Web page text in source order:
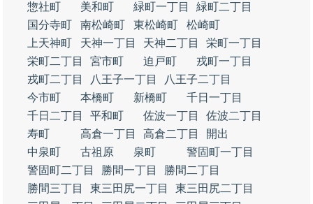
惣社町
美和町 緑町一丁目
緑町二丁目
国分寺町
南松崎町 東松崎町
松崎町
上天神町
天神一丁目 天神二丁目
栄町一丁目
栄町二丁目
宮市町 迫戸町
戎町一丁目
戎町二丁目
八王子一丁目
八王子二丁目
今市町
本橋町 新橋町
千日一丁目
千日二丁目
平和町 佐波一丁目
佐波二丁目
寿町
高倉一丁目 高倉二丁目
開出
中泉町
古祖原 泉町
警固町一丁目
警固町二丁目
勝間一丁目
勝間二丁目
勝間三丁目
東三田尻一丁目
東三田尻二丁目